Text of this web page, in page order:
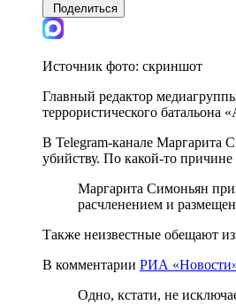
Поделиться
Источник фото: скриншот
Главный редактор
террористического батальона
В Telegram-канале Маргарита
убийству. По какой-то причине
Маргарита Симоньян
расчленением и
Также неизвестные обещают
В комментарии РИА
Одно, кстати, не